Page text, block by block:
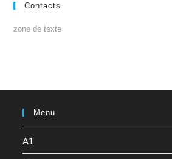
Contacts
zone de texte
Menu
A1